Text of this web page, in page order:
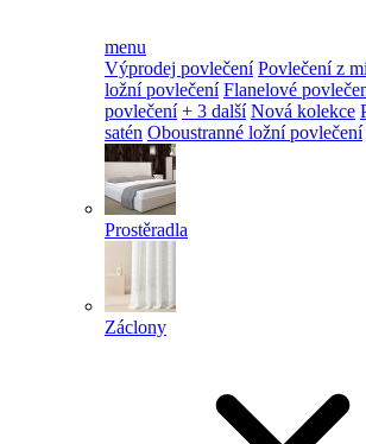
menu
Výprodej povlečení Povlečení z
ložní povlečení Flanelové
povlečení + 3 další Nová kolekce
satén Oboustranné ložní povlečení
Prostěradla
Záclony